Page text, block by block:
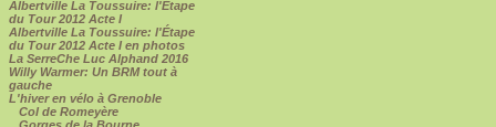
Albertville La Toussuire: l'Étape
du Tour 2012 Acte I
Albertville La Toussuire: l'Étape
du Tour 2012 Acte I en photos
La SerreChe Luc Alphand 2016
Willy Warmer: Un BRM tout à
gauche
L'hiver en vélo à Grenoble
Col de Romeyère